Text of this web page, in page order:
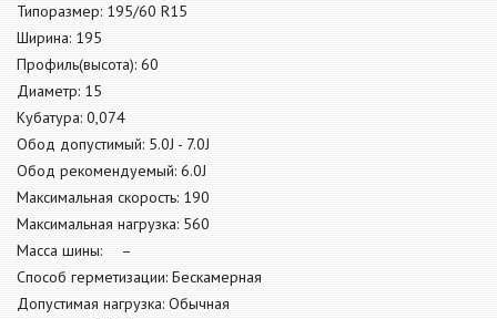
Типоразмер: 195/60 R15
Ширина: 195
Профиль(высота): 60
Диаметр: 15
Кубатура: 0,074
Обод допустимый: 5.0J - 7.0J
Обод рекомендуемый: 6.0J
Максимальная скорость: 190
Максимальная нагрузка: 560
Масса шины: –
Способ герметизации: Бескамерная
Допустимая нагрузка: Обычная